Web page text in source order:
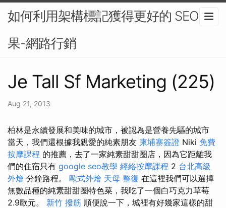
如何利用架構標記獲得更好的 SEO 結
果-網路行銷
Je Tall Sf Marketing (225)
Aug 21, 2013
柏林是永續發展和美味的城市，被認為是營養先驅的城市
當天，我們還根據我親愛的純素朋友 柬埔寨簽證 Niki 免費
按摩課程 的推薦，去了一家純素甜甜圈店，因為它距離我
們的住宿只有 google seo教學 經絡按摩課程 2 台北高級
外燴 分鐘路程。 歐式外燴 天母 整復 在這裡我們可以選擇
無數品種的純素甜甜圈特色菜，我吃了一個白巧克力草莓
2.9歐元。 新竹 撥筋 順便說一下，城裡有好幾家這樣的甜